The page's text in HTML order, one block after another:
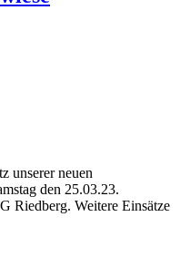
unserer neuen
den 25.03.23.
Riedberg. Weitere Einsätze